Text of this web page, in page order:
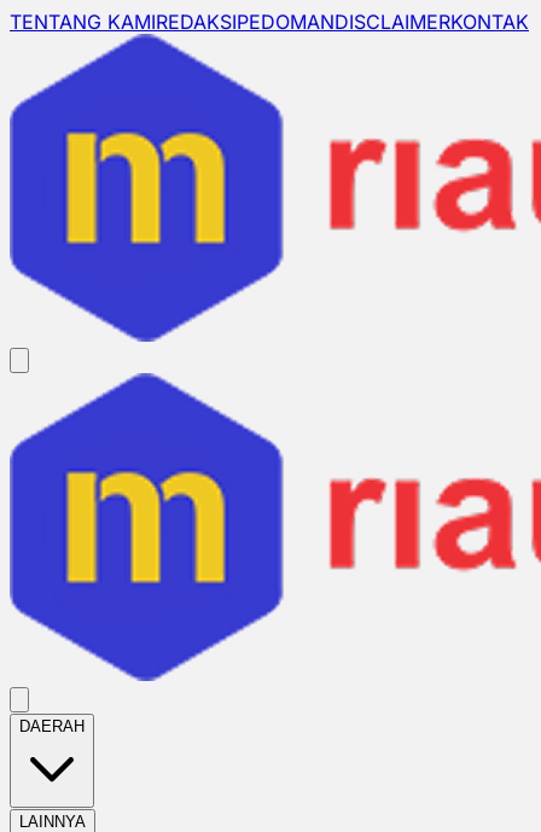
TENTANG KAMIREDAKSIPEDOMANDISCLAIMERKONTAK
DAERAH
LAINNYA